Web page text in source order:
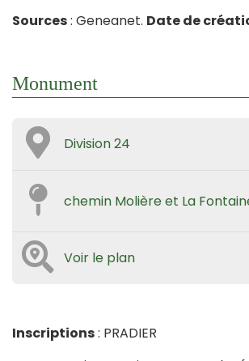
Sources: Geneanet. Date de
Monument
Division 24
chemin Molière et La
Voir le plan
Inscriptions: PRADIER